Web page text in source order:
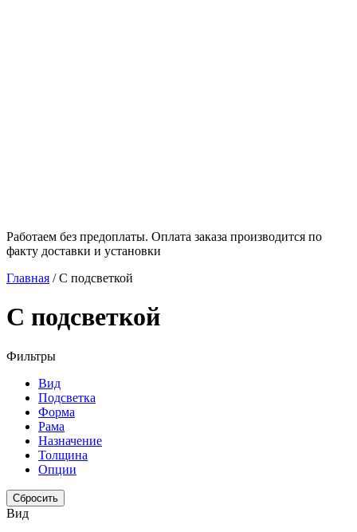
Работаем без предоплаты. Оплата заказа производится по
факту доставки и установки
Главная /С подсветкой
С подсветкой
Фильтры
Вид
Подсветка
Форма
Рама
Назначение
Толщина
Опции
Сбросить
Вид